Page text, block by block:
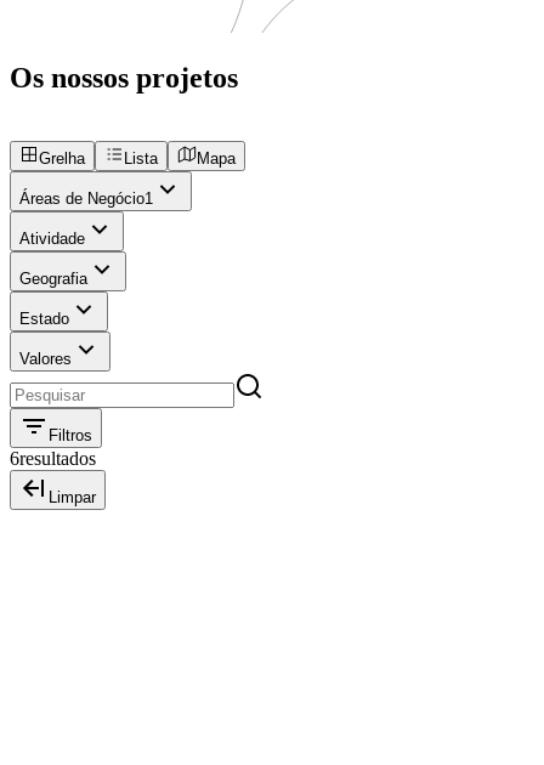
Os nossos projetos
Grelha Lista Mapa
Áreas de Negócio1
Atividade
Geografia
Estado
Valores
Filtros
6resultados
Limpar